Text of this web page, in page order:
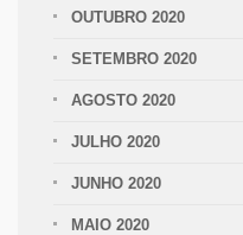
OUTUBRO 2020
SETEMBRO 2020
AGOSTO 2020
JULHO 2020
JUNHO 2020
MAIO 2020